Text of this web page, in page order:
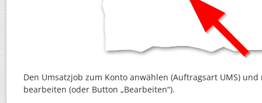
Den Umsatzjob zum Konto anwählen (Auftragsart UMS)
bearbeiten (oder Button „Bearbeiten“).